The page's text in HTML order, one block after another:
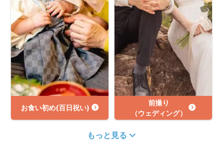
お食い初め(百日祝い)
前撮り
（ウェディング）
もっと見る